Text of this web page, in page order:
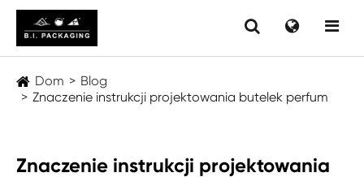
Dom
Blog
Znaczenie instrukcji projektowania butelek perfum
Znaczenie instrukcji projektowania